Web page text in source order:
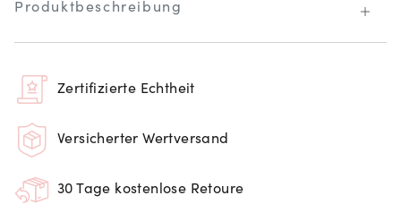
Produktbeschreibung
Zertifizierte Echtheit
Versicherter Wertversand
30 Tage kostenlose Retoure